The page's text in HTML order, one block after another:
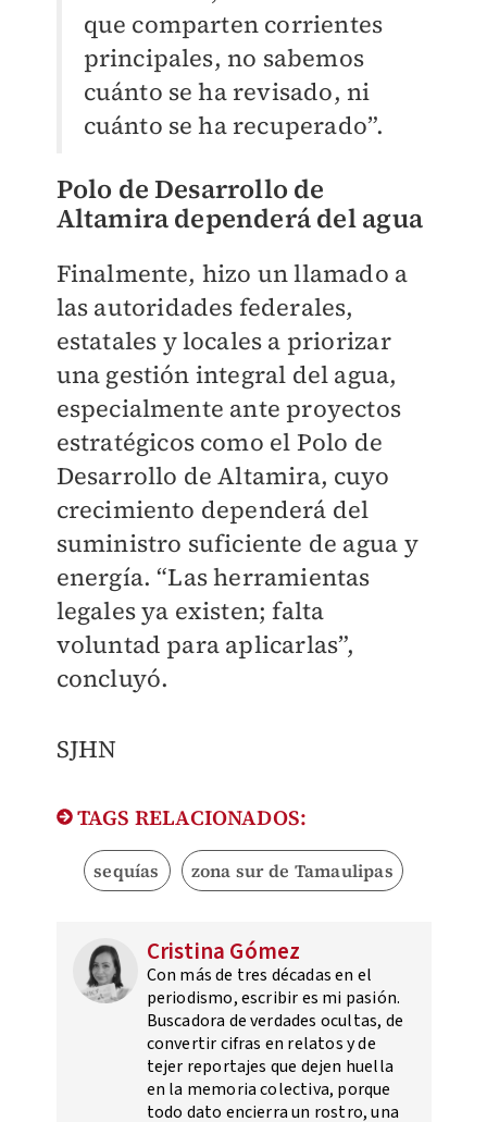
que comparten corrientes
principales, no sabemos
cuánto se ha revisado, ni
cuánto se ha recuperado”.
Polo de Desarrollo de
Altamira dependerá del agua
Finalmente, hizo un llamado a
las autoridades federales,
estatales y locales a priorizar
una gestión integral del agua,
especialmente ante proyectos
estratégicos como el Polo de
Desarrollo de Altamira, cuyo
crecimiento dependerá del
suministro suficiente de agua y
energía. “Las herramientas
legales ya existen; falta
voluntad para aplicarlas”,
concluyó.
SJHN
TAGS RELACIONADOS:
sequías zona sur de Tamaulipas
Cristina Gómez
Con más de tres décadas en el
periodismo, escribir es mi pasión.
Buscadora de verdades ocultas, de
convertir cifras en relatos y de
tejer reportajes que dejen huella
en la memoria colectiva, porque
todo dato encierra un rostro, una